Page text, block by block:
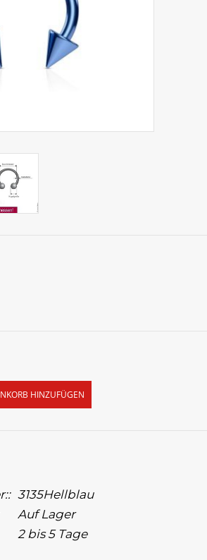
HINZUFÜGEN
3135Hellblau
Auf Lager
2 bis 5 Tage